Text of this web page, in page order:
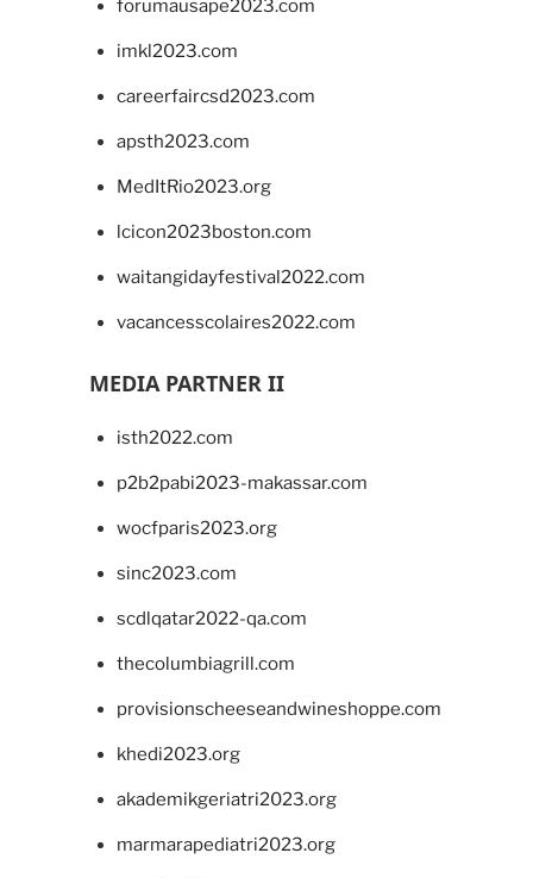
forumausape2023.com
imkl2023.com
careerfaircsd2023.com
apsth2023.com
MedItRio2023.org
lcicon2023boston.com
waitangidayfestival2022.com
vacancesscolaires2022.com
MEDIA PARTNER II
isth2022.com
p2b2pabi2023-makassar.com
wocfparis2023.org
sinc2023.com
scdlqatar2022-qa.com
thecolumbiagrill.com
provisionscheeseandwineshoppe.com
khedi2023.org
akademikgeriatri2023.org
marmarapediatri2023.org